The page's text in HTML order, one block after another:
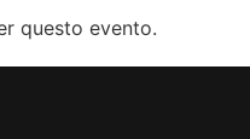
questo evento.